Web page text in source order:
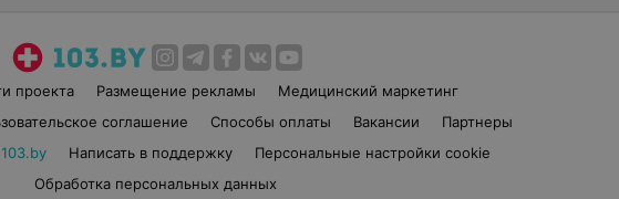
проекта Размещение рекламы
Медицинский маркетинг
соглашение Способы оплаты Вакансии
Партнеры
Написать в поддержку
Персональные настройки cookie
Обработка персональных данных